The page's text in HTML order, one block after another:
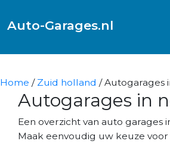
Auto-Garages.nl
Home / Zuid holland / Autogarages
Autogarages in
Een overzicht van auto garages
Maak eenvoudig uw keuze voor